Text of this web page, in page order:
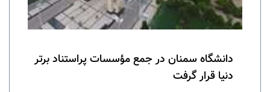
دانشگاه سمنان در جمع مؤسسات پراستناد برتر
دنیا قرار گرفت